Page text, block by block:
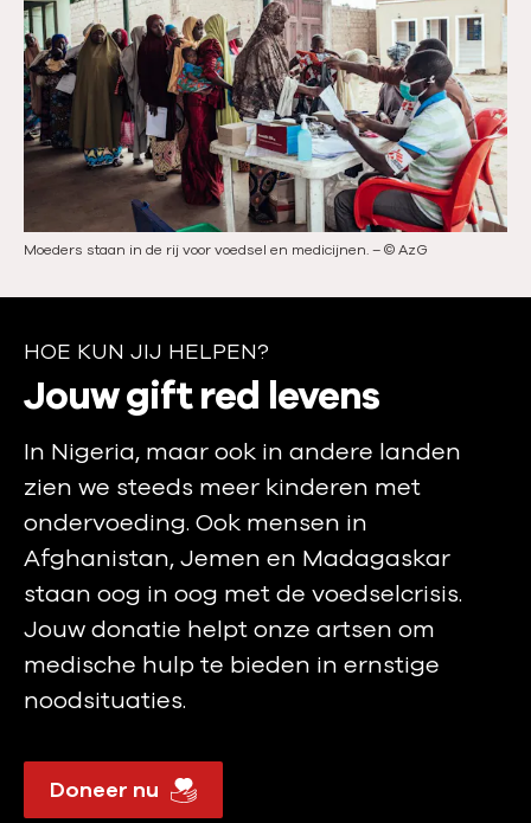
Moeders staan in de rij voor voedsel en medicijnen.–©AzG
HOE KUN JIJ HELPEN?
H
o
e
k
u
n
j
i
j
e
Jouw gift red levens
In Nigeria, maar ook in andere landen
zien we steeds meer kinderen met
ondervoeding. Ook mensen in
Afghanistan, Jemen en Madagaskar
staan oog in oog met de voedselcrisis.
Jouw donatie helpt onze artsen om
medische hulp te bieden in ernstige
noodsituaties.
Doneer nu